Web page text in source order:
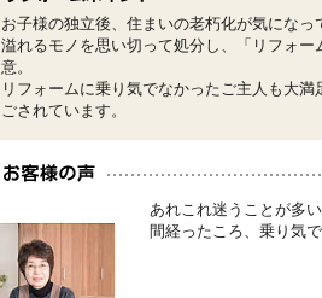
お子様の独立後、住まいの老朽化が気になっ
溢れるモノを思い切って処分し、「リフォー
意。
リフォームに乗り気でなかったご主人も大満
ごされています。
あれこれ迷うことが多
間経ったころ、乗り気